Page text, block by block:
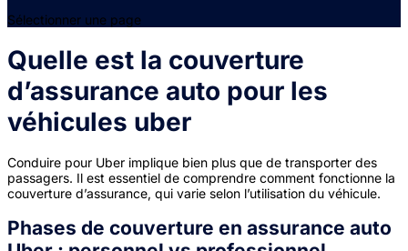
Sélectionner une page
Quelle est la couverture
d’assurance auto pour les
véhicules uber
Conduire pour Uber implique bien plus que de transporter des
passagers. Il est essentiel de comprendre comment fonctionne la
couverture d’assurance, qui varie selon l’utilisation du véhicule.
Phases de couverture en assurance auto